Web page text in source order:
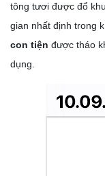
tông tươi được đổ
gian nhất định trong
con tiện được tháo
dụng.